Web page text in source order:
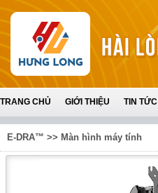
TRANG CHỦ GIỚI THIỆU TIN TỨC
E-DRA™ >> Màn hình máy tính